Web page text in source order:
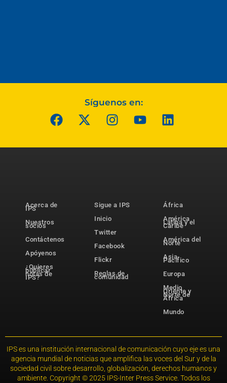
Síguenos en:
Acerca de
IPS
Nuestros
socios
Contáctenos
Apóyenos
¿Quieres
publicar
notas de
IPS?
Sigue a IPS
Inicio
Twitter
Facebook
Flickr
Reglas de
comunidad
África
América
Latina y el
Caribe
América del
Norte
Asia-
Pacífico
Europa
Medio
Oriente y
Norte de
África
Mundo
IPS es una institución internacional de comunicación cuyo eje es una
agencia mundial de noticias que amplifica las voces del Sur y de la
sociedad civil sobre desarrollo, globalización, derechos humanos y
ambiente. Copyright © 2025 IPS-Inter Press Service. Todos los